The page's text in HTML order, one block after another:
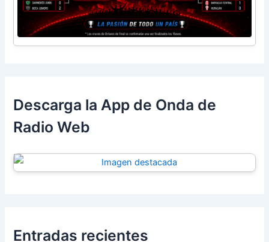
Descarga la App de Onda de
Radio Web
Entradas recientes